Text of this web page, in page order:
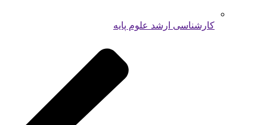
کارشناسی ارشد علوم پایه